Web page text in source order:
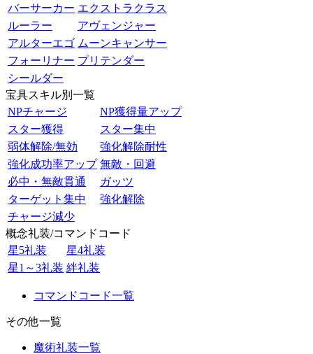
バーサーカー エクストラクラス
ルーラー
アヴェンジャー
アルターエゴ ムーンキャンサー
フォーリナー プリテンダー
シールダー
宝具スキル別一覧
NPチャージ
NP獲得量アップ
スター獲得
スター集中
弱体解除/無効
強化解除耐性
強化成功率アップ 無敵・回避
必中・無敵貫通
ガッツ
ターゲット集中
強化解除
チャージ減少
概念礼装/コマンドコード
星5礼装
星4礼装
星1～3礼装 絆礼装
コマンドコード一覧
その他一覧
魔術礼装一覧